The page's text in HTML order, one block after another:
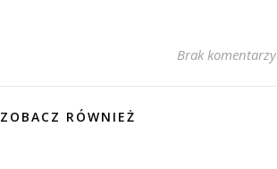
Brak komentarzy
ZOBACZ RÓWNIEŻ